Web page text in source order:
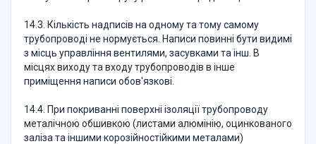
14.3. Кількість надписів на одному та тому самому
трубопроводі не нормується. Написи повинні бути видимі
з місць управління вентилями, засувками та інш. В
місцях виходу та входу трубопроводів в інше
приміщення написи обов'язкові.
14.4. При покриванні поверхні ізоляції трубопроводу
металічною обшивкою (листами алюмінію, оцинкованого
заліза та іншими корозійностійкими металами)